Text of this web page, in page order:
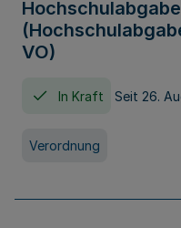
VO)
In Kraft Seit 26.
Verordnung